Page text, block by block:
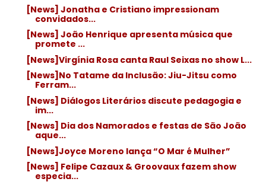
[News] Jonatha e Cristiano impressionam
convidados...
[News] João Henrique apresenta música que
promete ...
[News]Virgínia Rosa canta Raul Seixas no show L...
[News]No Tatame da Inclusão: Jiu-Jitsu como
Ferram...
[News] Diálogos Literários discute pedagogia e
im...
[News] Dia dos Namorados e festas de São João
aque...
[News]Joyce Moreno lança “O Mar é Mulher”
[News] Felipe Cazaux & Groovaux fazem show
especia...